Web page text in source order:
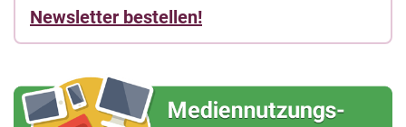
Newsletter bestellen!